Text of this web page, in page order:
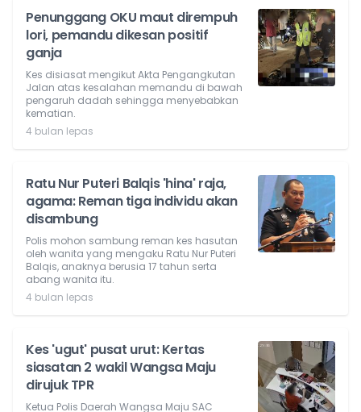
Penunggang OKU maut dirempuh
lori, pemandu dikesan positif
ganja
Kes disiasat mengikut Akta Pengangkutan
Jalan atas kesalahan memandu di bawah
pengaruh dadah sehingga menyebabkan
kematian.
4 bulan lepas
Ratu Nur Puteri Balqis 'hina' raja,
agama: Reman tiga individu akan
disambung
Polis mohon sambung reman kes hasutan
oleh wanita yang mengaku Ratu Nur Puteri
Balqis, anaknya berusia 17 tahun serta
abang wanita itu.
4 bulan lepas
Kes 'ugut' pusat urut: Kertas
siasatan 2 wakil Wangsa Maju
dirujuk TPR
Ketua Polis Daerah Wangsa Maju SAC